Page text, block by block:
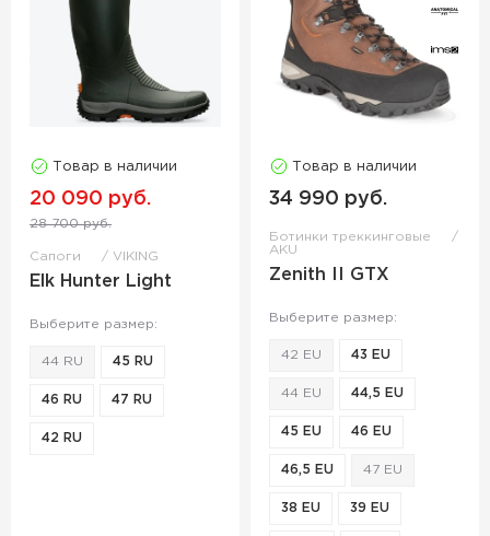
Товар в наличии
20 090 руб.
28 700 руб.
Сапоги VIKING
Elk Hunter Light
Выберите размер:
44 RU 45 RU
46 RU 47 RU
42 RU
Товар в наличии
34 990 руб.
Ботинки треккинговые
AKU
Zenith II GTX
Выберите размер:
42 EU 43 EU
44 EU 44,5 EU
45 EU 46 EU
46,5 EU 47 EU
38 EU 39 EU